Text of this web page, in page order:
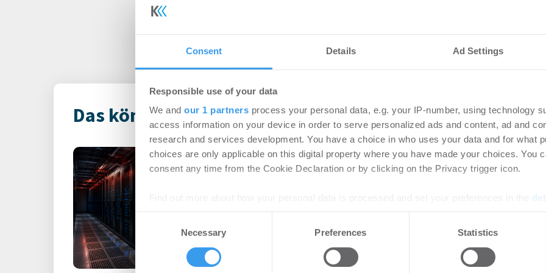
Consent Details Ad Settings
Responsible use of your data
We and our 1 partners process your personal data, e.g. your IP-number, using technology
access information on your device in order to serve personalized ads and content, ad and
research and services development. You have a choice in who uses your data and for what
choices are only applicable on this digital property where you have made your choices. You
consent any time from the Cookie Declaration or by clicking on the Privacy trigger icon.
We use cookies to personalise content and ads, to provide social media features and to
other information that you’ve provided to them or that they’ve collected from your use of their
Necessary Preferences Statistics
Das könnte Dich auch interessieren
Rekordhitze setzt Rechenzentren
unter Druck
Anhaltende Hitze wird zum Risiko für Rechenzentren:
leistungsfähigere IT-Systeme treiben den ...
Ingeborg-
Bewerbung bis 2.
Schirmherrin
08.07.2026
Login für den ganzen Artikel
jetzt Ihren kostenlosen